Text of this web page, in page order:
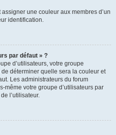
une couleur aux membres d’un
identification.
par défaut » ?
d’utilisateurs, votre groupe
déterminer quelle sera la couleur et
Les administrateurs du forum
même votre groupe d’utilisateurs par
l’utilisateur.